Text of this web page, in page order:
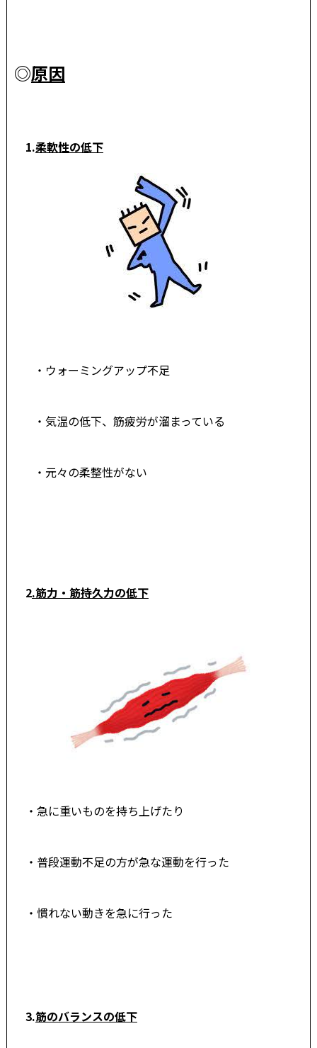
◎原因
1.柔軟性の低下
・ウォーミングアップ不足
・気温の低下、筋疲労が溜まっている
・元々の柔整性がない
2.筋力・筋持久力の低下
・急に重いものを持ち上げたり
・普段運動不足の方が急な運動を行った
・慣れない動きを急に行った
3.筋のバランスの低下